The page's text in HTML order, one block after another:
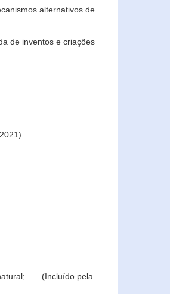
alternativos de
de inventos e criações
natural; (Incluído pela